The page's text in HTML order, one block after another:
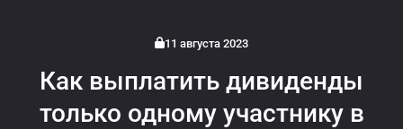
11 августа 2023
Как выплатить дивиденды
только одному участнику в